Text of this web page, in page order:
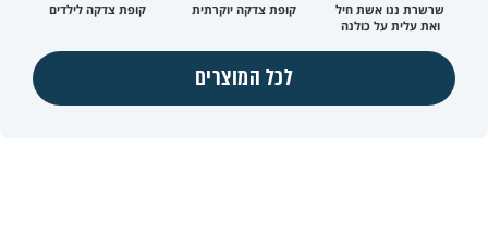
שרשרת ננו אשת חיל
ואת עלית על כולנה
קופת צדקה יוקרתית קופת צדקה לילדים
לכל המוצרים